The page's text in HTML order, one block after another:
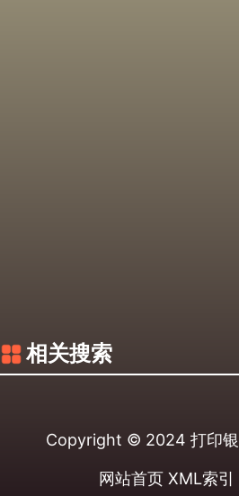
相关搜索
Copyright © 2024 打印
网站首页 XML索引